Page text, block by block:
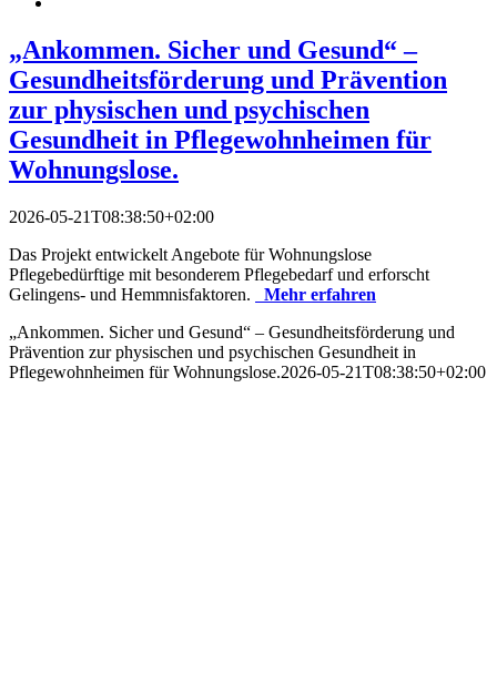
„Ankommen. Sicher und Gesund“ –
Gesundheitsförderung und Prävention
zur physischen und psychischen
Gesundheit in Pflegewohnheimen für
Wohnungslose.
2026-05-21T08:38:50+02:00
Das Projekt entwickelt Angebote für Wohnungslose
Pflegebedürftige mit besonderem Pflegebedarf und erforscht
Gelingens- und Hemmnisfaktoren.
Mehr erfahren
„Ankommen. Sicher und Gesund“ – Gesundheitsförderung und
Prävention zur physischen und psychischen Gesundheit in
Pflegewohnheimen für Wohnungslose.2026-05-21T08:38:50+02:00